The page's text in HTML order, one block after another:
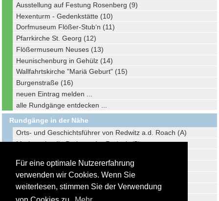
Für eine optimale Nutzererfahrung
verwenden wir Cookies. Wenn Sie
weiterlesen, stimmen Sie der Verwendung
Ausstellung auf Festung Rosenberg (9)
Hexenturm - Gedenkstätte (10)
Dorfmuseum Flößer-Stub‘n (11)
Pfarrkirche St. Georg (12)
Flößermuseum Neuses (13)
Heunischenburg in Gehülz (14)
Wallfahrtskirche "Mariä Geburt" (15)
Burgenstraße (16)
neuen Eintrag melden ...
alle Rundgänge entdecken ...
Rundgänge in der Nähe
Orts- und Geschichtsführer von Redwitz a.d. Roach (A)
Marktzeuln, die Perle an der Rodach (B)
Stadtführer Kulmbach (D)
Stadtführer Lichtenfels (E)
Stadtführer Steinach/Thüringen (F)
Stadtführer Coburg (G)